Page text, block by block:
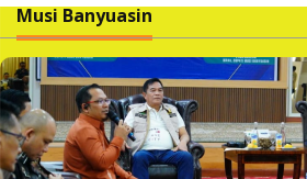
Musi Banyuasin